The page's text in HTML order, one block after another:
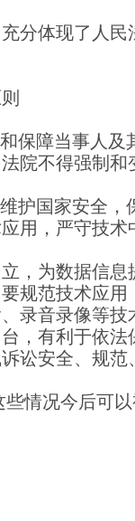
充分体现了人
保障当事人
院不得强制
护国家安全
用，严守技
，为数据信息
要规范技术应
录音录像等
，有利于依
讼安全、规范
情况今后可